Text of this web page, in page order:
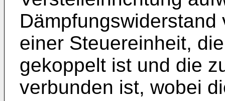
einer Steuereinheit,
gekoppelt ist und die
verbunden ist, wobei